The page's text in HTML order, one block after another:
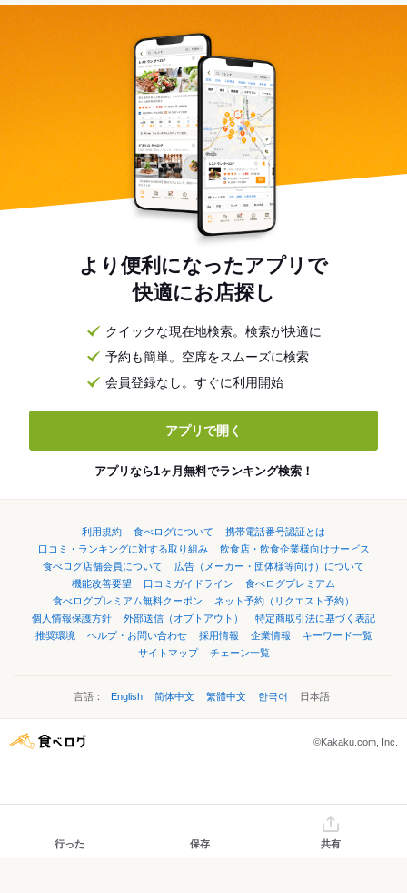
より便利になったアプリで
快適にお店探し
クイックな現在地検索。検索が快適に
予約も簡単。空席をスムーズに検索
会員登録なし。すぐに利用開始
アプリで開く
アプリなら1ヶ月無料でランキング検索！
利用規約 食べログについて
携帯電話番号認証とは
口コミ・ランキングに対する取り組み
飲食店・飲食企業様向けサービス
食べログ店舗会員について
広告（メーカー・団体様等向け）について
機能改善要望
口コミガイドライン
食べログプレミアム
食べログプレミアム無料クーポン
ネット予約（リクエスト予約）
個人情報保護方針
外部送信（オプトアウト）
特定商取引法に基づく表記
推奨環境
ヘルプ・お問い合わせ 採用情報 企業情報
キーワード一覧
サイトマップ
チェーン一覧
言語： English 简体中文 繁體中文 한국어 日本語
©Kakaku.com, Inc.
行った 保存 共有